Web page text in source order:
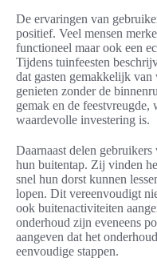
De ervaringen van
positief. Veel mensen
functioneel maar ook een
Tijdens tuinfeesten
dat gasten gemakkelijk van
genieten zonder de
gemak en de feestvreugde,
waardevolle investering is.
Daarnaast delen
hun buitentap. Zij vinden
snel hun dorst kunnen
lopen. Dit vereenvoudigt
ook buitenactiviteiten
onderhoud zijn eveneens
aangeven dat het
eenvoudige stappen.